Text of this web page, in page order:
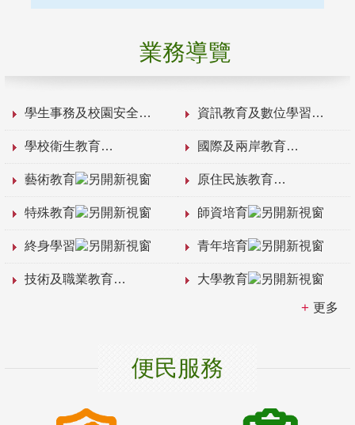
業務導覽
學生事務及校園安全 資訊教育及數位學習
學校衛生教育 國際及兩岸教育
藝術教育 原住民族教育
特殊教育 師資培育
終身學習 青年培育
技術及職業教育 大學教育
更多
便民服務